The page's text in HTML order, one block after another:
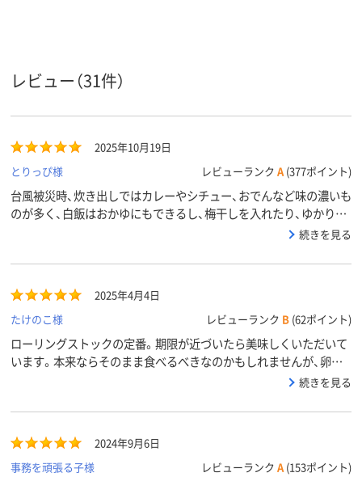
レビュー（31件）
2025年10月19日
とりっぴ様
レビューランク A (377ポイント)
台風被災時、炊き出しではカレーやシチュー、おでんなど味の濃いも
のが多く、白飯はおかゆにもできるし、梅干しを入れたり、ゆかりを
混ぜたおにぎりというシンプルなものが、高齢者には好評でした。
時でも食の幅が広がります。
続きを見る
2025年4月4日
たけのこ様
レビューランク B (62ポイント)
ローリングストックの定番。期限が近づいたら美味しくいただいて
います。本来ならそのまま食べるべきなのかもしれませんが、卵ご
続きを見る
2024年9月6日
事務を頑張る子様
レビューランク A (153ポイント)